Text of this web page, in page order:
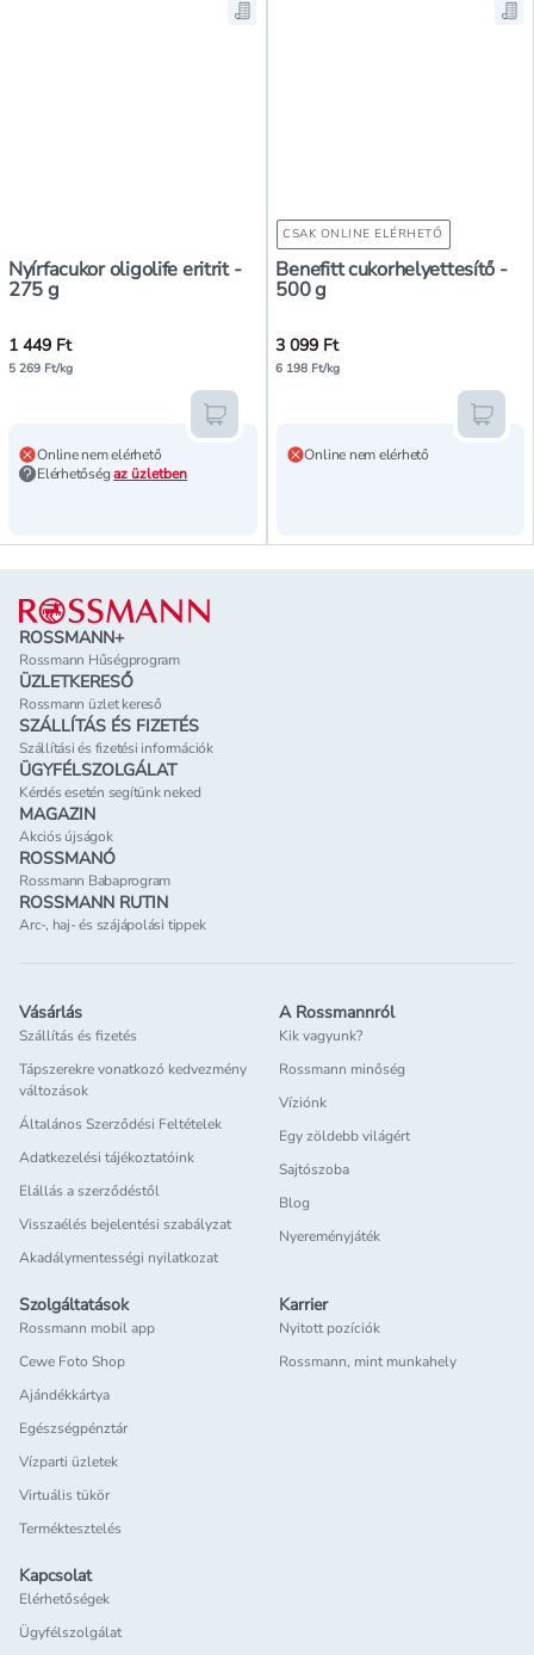
Nyírfacukor oligolife eritrit -
275 g
Mentés a bevásárló listára,
1 449 Ft
5 269 Ft/kg
Online nem elérhető
Elérhetőségaz üzletben
Kosárba teszem
CSAK ONLINE ELÉRHETŐ
Benefitt cukorhelyettesítő -
500 g
3 099 Ft
6 198 Ft/kg
Online nem elérhető
Lábléc
ROSSMANN+
Rossmann Hűségprogram
ÜZLETKERESŐ
Rossmann üzlet kereső
SZÁLLÍTÁS ÉS FIZETÉS
Szállítási és fizetési információk
ÜGYFÉLSZOLGÁLAT
Kérdés esetén segítünk neked
MAGAZIN
Akciós újságok
ROSSMANÓ
Rossmann Babaprogram
ROSSMANN RUTIN
Arc-, haj- és szájápolási tippek
Vásárlás
Szállítás és fizetés
Tápszerekre vonatkozó kedvezmény
változások
Általános Szerződési Feltételek
Adatkezelési tájékoztatóink
Elállás a szerződéstől
Visszaélés bejelentési szabályzat
Akadálymentességi nyilatkozat
A Rossmannról
Kik vagyunk?
Rossmann minőség
Víziónk
Egy zöldebb világért
Sajtószoba
Blog
Nyereményjáték
Szolgáltatások
Rossmann mobil app
Cewe Foto Shop
Ajándékkártya
Egészségpénztár
Vízparti üzletek
Virtuális tükör
Terméktesztelés
Karrier
Nyitott pozíciók
Rossmann, mint munkahely
Kapcsolat
Elérhetőségek
Ügyfélszolgálat